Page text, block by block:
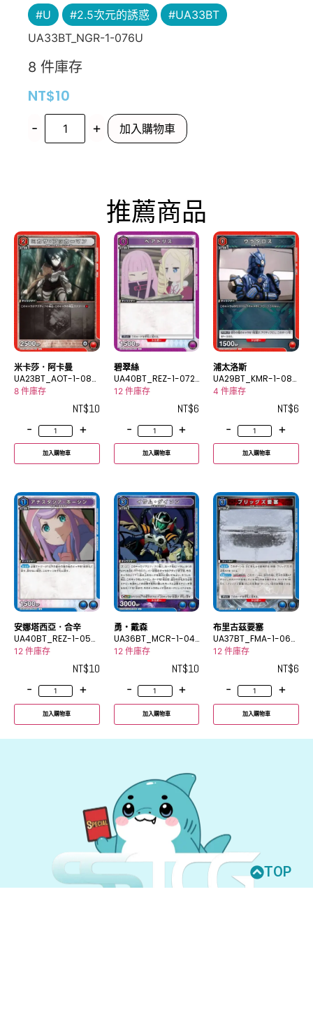
#U #2.5次元的誘惑
#UA33BT
UA33BT_NGR-1-076U
8 件庫存
NT$10
- + 加入購物車
推薦商品
米卡莎．阿卡曼
UA23BT_AOT-1-087
U
8 件庫存
NT$10
-
+
加入購物車
碧翠絲
UA40BT_REZ-1-072
C
12 件庫存
NT$6
-
+
加入購物車
浦太洛斯
UA29BT_KMR-1-089
C
4 件庫存
NT$6
-
+
加入購物車
安娜塔西亞．合辛
UA40BT_REZ-1-054
U
12 件庫存
NT$10
-
+
加入購物車
勇・戴森
UA36BT_MCR-1-041
U
12 件庫存
NT$10
-
+
加入購物車
布里古茲要塞
UA37BT_FMA-1-063
C
12 件庫存
NT$6
-
+
加入購物車
TOP